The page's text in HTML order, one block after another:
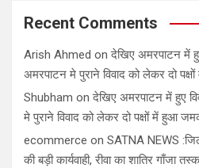
Recent Comments
Arish Ahmed onदेखिए अमरपाटन में
अमरपाटन मे पुराने विवाद को लेकर दो
Shubham onदेखिए अमरपाटन में हुए
मे पुराने विवाद को लेकर दो पक्षों में हुआ
ecommerce on SATNA NEWS
की बड़ी कार्यवाही, रीवा का शातिर गाँजा